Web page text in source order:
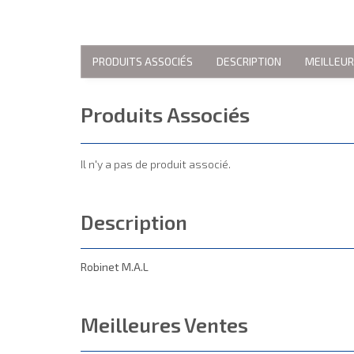
PRODUITS ASSOCIÉS DESCRIPTION
Produits Associés
Il n'y a pas de produit associé.
Description
Robinet M.A.L
Meilleures Ventes